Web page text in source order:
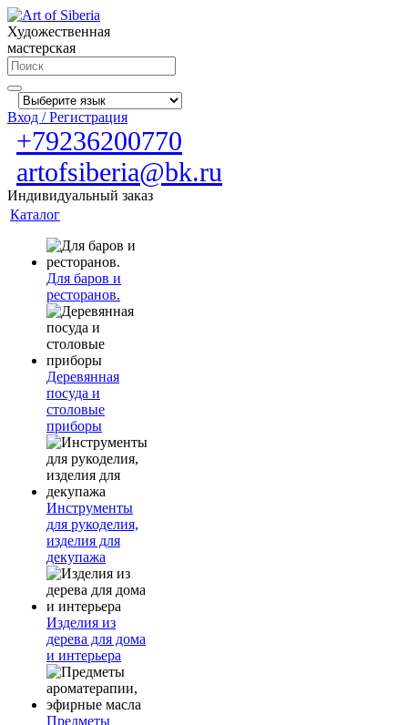
Художественная
мастерская
Вход / Регистрация
+79236200770
artofsiberia@bk.ru
Индивидуальный заказ
Каталог
Для баров и
ресторанов.
Деревянная
посуда и
столовые
приборы
Инструменты
для рукоделия,
изделия для
декупажа
Изделия из
дерева для дома
и интерьера
Предметы